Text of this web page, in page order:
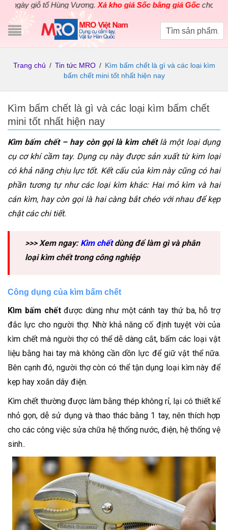
giỗ tổ Hùng Vương.Xả kho giá Sốc bằng giá Gốccho các sản
Trang chủ / Tin tức MRO / Kìm bấm chết là gì và các loại kìm
bấm chết mini tốt nhất hiện nay
Kìm bấm chết là gì và các loại kìm bấm chết
mini tốt nhất hiện nay
Kìm bấm chết – hay còn gọi là kìm chết là một loại dụng
cụ cơ khí cầm tay. Dụng cụ này được sản xuất từ kim loại
có khả năng chịu lực tốt. Kết cấu của kìm này cũng có hai
phần tương tự như các loại kìm khác: Hai mỏ kìm và hai
cán kìm, hay còn gọi là hai càng bắt chéo với nhau để kẹp
chặt các chi tiết.
>>> Xem ngay: Kìm chếtdùng để làm gì và phân
loại kìm chết trong công nghiệp
Công dụng của kìm bấm chết
Kìm bấm chếtđược dùng như một cánh tay thứ ba, hỗ trợ
đắc lực cho người thợ. Nhờ khả năng cố định tuyệt vời của
kìm chết mà người thợ có thể dễ dàng cắt, bấm các loại vật
liệu bằng hai tay mà không cần dồn lực để giữ vật thể nữa.
Bên cạnh đó, người thợ còn có thể tận dụng loại kìm này để
kẹp hay xoắn dây điện.
Kìm chết thường được làm bằng thép không rỉ, lại có thiết kế
nhỏ gọn, dễ sử dụng và thao thác bằng 1 tay, nên thích hợp
cho các công việc sửa chữa hệ thống nước, điện, hệ thống vệ
sinh..